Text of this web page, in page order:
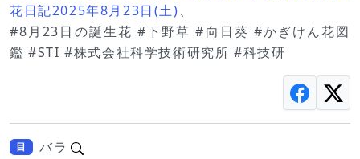
花日記2025年8月23日(土)、
#8月23日の誕生花 #下野草 #向日葵 #かぎけん花図
鑑 #STI #株式会社科学技術研究所 #科技研
目 バラ